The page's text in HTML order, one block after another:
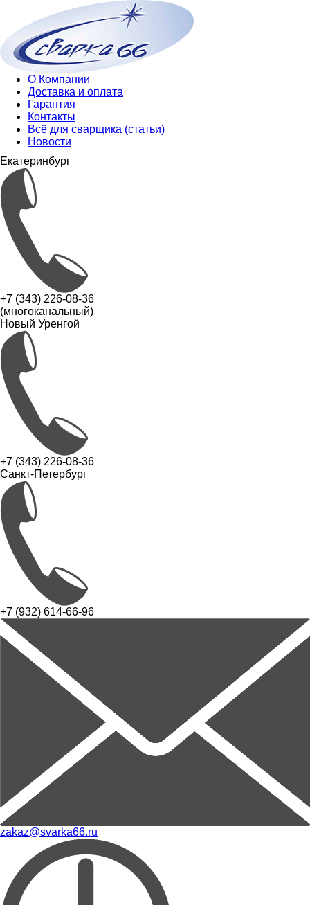
О Компании
Доставка и оплата
Гарантия
Контакты
Всё для сварщика (статьи)
Новости
Екатеринбург
+7 (343) 226-08-36
(многоканальный)
Новый Уренгой
+7 (343) 226-08-36
Санкт-Петербург
+7 (932) 614-66-96
zakaz@svarka66.ru